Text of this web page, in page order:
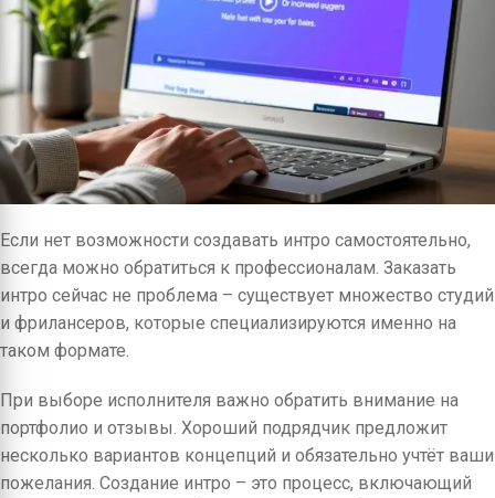
Если нет возможности создавать интро самостоятельно,
всегда можно обратиться к профессионалам. Заказать
интро сейчас не проблема – существует множество студий
и фрилансеров, которые специализируются именно на
таком формате.
При выборе исполнителя важно обратить внимание на
портфолио и отзывы. Хороший подрядчик предложит
несколько вариантов концепций и обязательно учтёт ваши
пожелания. Создание интро – это процесс, включающий